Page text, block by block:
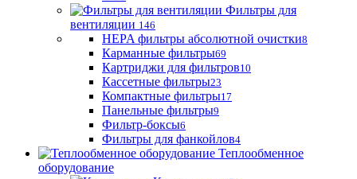
Фильтры для
вентиляции 146
HEPA фильтры абсолютной очистки8
Карманные фильтры69
Картриджи для фильтров10
Кассетные фильтры23
Компактные фильтры17
Панельные фильтры9
Фильтр-боксы6
Фильтры для фанкойлов4
Теплообменное
оборудование